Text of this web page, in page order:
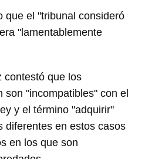
que el "tribunal consideró
"lamentablemente
contestó que los
son "incompatibles" con el
y el término "adquirir"
diferentes en estos casos
en los que son